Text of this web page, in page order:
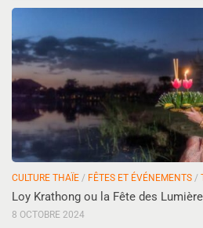
CULTURE THAÏE / FÊTES ET ÉVÉNEMENTS /
Loy Krathong ou la Fête des
8 OCTOBRE 2024